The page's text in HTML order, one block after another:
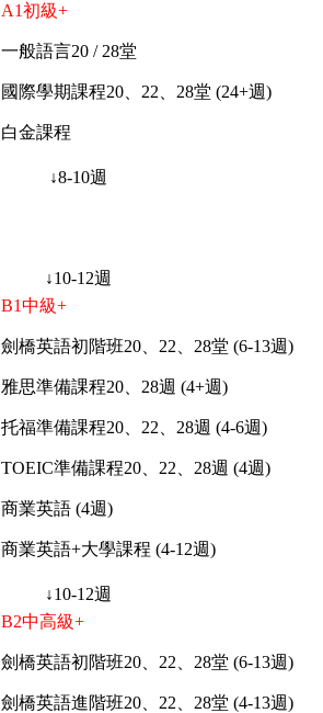
A1初級+
一般語言20 / 28堂
國際學期課程20、22、28堂 (24+週)
白金課程
↓8-10週
↓10-12週
B1中級+
劍橋英語初階班20、22、28堂 (6-13週)
雅思準備課程20、28週 (4+週)
托福準備課程20、22、28週 (4-6週)
TOEIC準備課程20、22、28週 (4週)
商業英語 (4週)
商業英語+大學課程 (4-12週)
↓10-12週
B2中高級+
劍橋英語初階班20、22、28堂 (6-13週)
劍橋英語進階班20、22、28堂 (4-13週)